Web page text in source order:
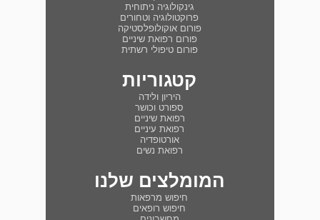
גינקולוגיה ניתוחית
פרוקטולוגיה וטחורים
פורום אוקולופלסטיקה
פורום רפואת שיניים
פורום טיפולי רשתית
קטגוריות
היריון ולידה
ספורט וכושר
רפואת שיניים
רפואת עיניים
אורטופדיה
רפואת נשים
המומלצים שלנו
חיפוש מרפאות
חיפוש רופאים